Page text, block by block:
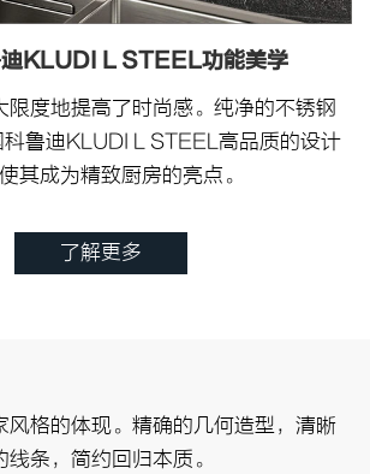
迪KLUDI L STEEL功能美学
限度地提高了时尚感。纯净的不锈钢
鲁迪KLUDI L STEEL高品质的设计
其成为精致厨房的亮点。
了解更多
风格的体现。精确的几何造型，清晰
线条，简约回归本质。